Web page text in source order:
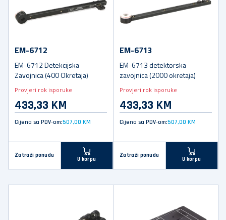
EM-6712
EM-6712 Detekcijska
Zavojnica (400 Okretaja)
Provjeri rok isporuke
433,33 KM
Cijena sa PDV-om:507,00 KM
Zatraži ponudu
U korpu
EM-6713
EM-6713 detektorska
zavojnica (2000 okretaja)
Provjeri rok isporuke
433,33 KM
Cijena sa PDV-om:507,00 KM
Zatraži ponudu
U korpu